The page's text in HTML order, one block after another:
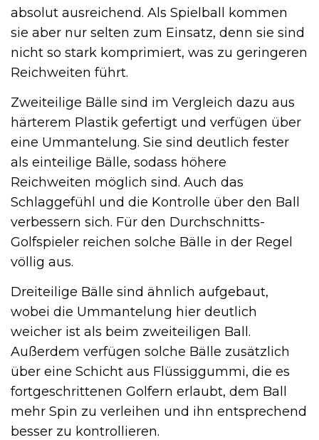
absolut ausreichend. Als Spielball kommen
sie aber nur selten zum Einsatz, denn sie sind
nicht so stark komprimiert, was zu geringeren
Reichweiten führt.
Zweiteilige Bälle sind im Vergleich dazu aus
härterem Plastik gefertigt und verfügen über
eine Ummantelung. Sie sind deutlich fester
als einteilige Bälle, sodass höhere
Reichweiten möglich sind. Auch das
Schlaggefühl und die Kontrolle über den Ball
verbessern sich. Für den Durchschnitts-
Golfspieler reichen solche Bälle in der Regel
völlig aus.
Dreiteilige Bälle sind ähnlich aufgebaut,
wobei die Ummantelung hier deutlich
weicher ist als beim zweiteiligen Ball.
Außerdem verfügen solche Bälle zusätzlich
über eine Schicht aus Flüssiggummi, die es
fortgeschrittenen Golfern erlaubt, dem Ball
mehr Spin zu verleihen und ihn entsprechend
besser zu kontrollieren.